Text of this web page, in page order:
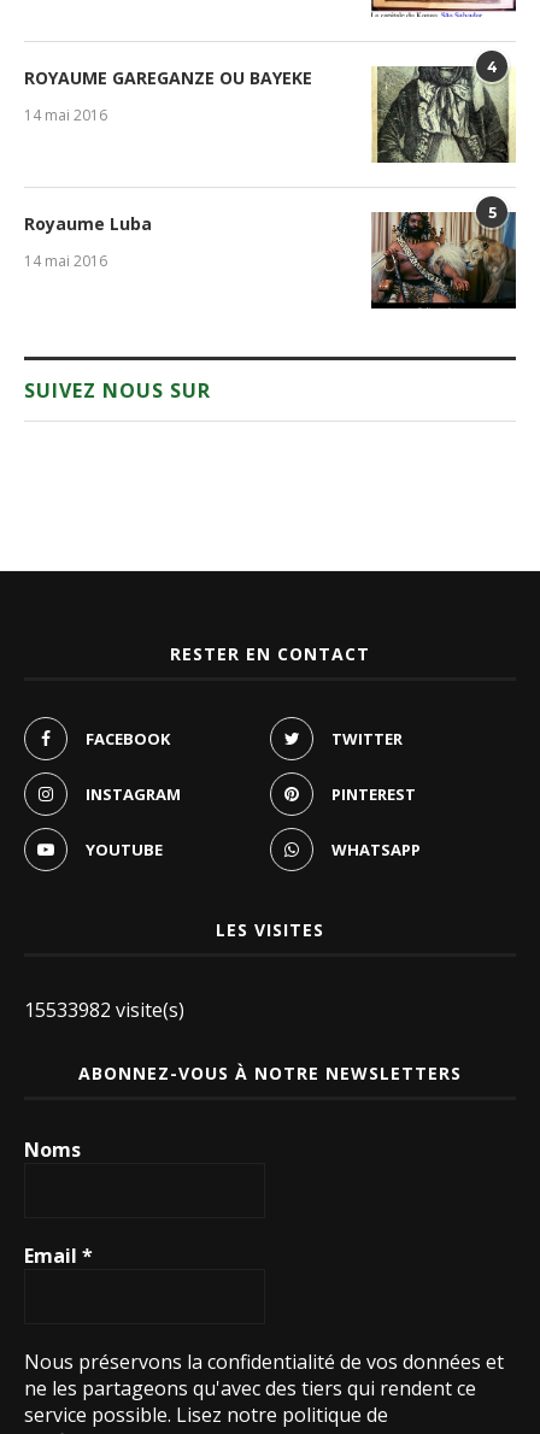
4
ROYAUME GAREGANZE OU BAYEKE
14 mai 2016
5
Royaume Luba
14 mai 2016
SUIVEZ NOUS SUR
RESTER EN CONTACT
FACEBOOK TWITTER
INSTAGRAM PINTEREST
YOUTUBE WHATSAPP
LES VISITES
15533982 visite(s)
ABONNEZ-VOUS À NOTRE NEWSLETTERS
Noms
Email *
Nous préservons la confidentialité de vos données et
ne les partageons qu'avec des tiers qui rendent ce
service possible. Lisez notre politique de